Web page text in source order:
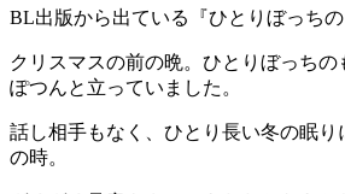
BL出版から出ている『ひとりぼっちの
クリスマスの前の晩。ひとりぼっちの
ぽつんと立っていました。
話し相手もなく、ひとり長い冬の眠り
の時。